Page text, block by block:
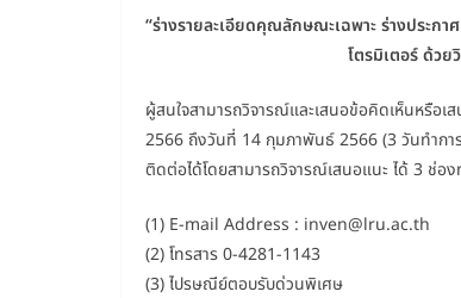
“ร่างรายละเอียดคุณลักษณะเฉพาะ ร่างประกา
โตรมิเตอร์ ด้ว
ผู้สนใจสามารถวิจารณ์และเสนอข้อคิดเห็นหรือ
2566 ถึงวันที่ 14 กุมภาพันธ์ 2566 (3 วันทำกา
ติดต่อได้โดยสามารถวิจารณ์เสนอแนะ ได้ 3 ช่อ
(1) E-mail Address : inven@lru.ac.th
(2) โทรสาร 0-4281-1143
(3) ไปรษณีย์ตอบรับด่วนพิเศษ